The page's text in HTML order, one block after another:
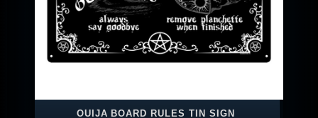
OUIJA BOARD RULES TIN SIGN